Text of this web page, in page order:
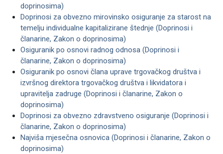
doprinosima)
Doprinosi za obvezno mirovinsko osiguranje za starost na
temelju individualne kapitalizirane štednje (Doprinosi i
članarine, Zakon o doprinosima)
Osiguranik po osnovi radnog odnosa (Doprinosi i
članarine, Zakon o doprinosima)
Osiguranik po osnovi člana uprave trgovačkog društva i
izvršnog direktora trgovačkog društva i likvidatora i
upravitelja zadruge (Doprinosi i članarine, Zakon o
doprinosima)
Doprinosi za obvezno zdravstveno osiguranje (Doprinosi i
članarine, Zakon o doprinosima)
Najviša mjesečna osnovica (Doprinosi i članarine, Zakon o
doprinosima)